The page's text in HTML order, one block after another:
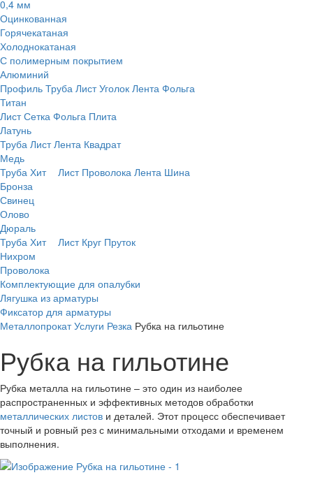
0,4 мм
Оцинкованная
Горячекатаная
Холоднокатаная
С полимерным покрытием
Алюминий
Профиль Труба ЛистУголок Лента Фольга
Титан
ЛистСетка Фольга Плита
Латунь
Труба Лист Лента Квадрат
Медь
Труба Хит Лист Проволока Лента Шина
Бронза
Свинец
Олово
Дюраль
Труба Хит Лист Круг Пруток
Нихром
Проволока
Комплектующие для опалубки
Лягушка из арматуры
Фиксатор для арматуры
Металлопрокат Услуги Резка Рубка на гильотине
Рубка на гильотине
Рубка металла на гильотине – это один из наиболее
распространенных и эффективных методов обработки
металлических листов и деталей. Этот процесс обеспечивает
точный и ровный рез с минимальными отходами и временем
выполнения.